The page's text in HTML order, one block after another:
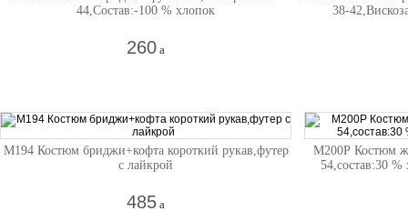
44,Состав:-100 % хлопок
260 a
38-
М194 Костюм бриджи+кофта короткий рукав,футер
с лайкрой
485 a
М200Р Костюм
54,состав:30